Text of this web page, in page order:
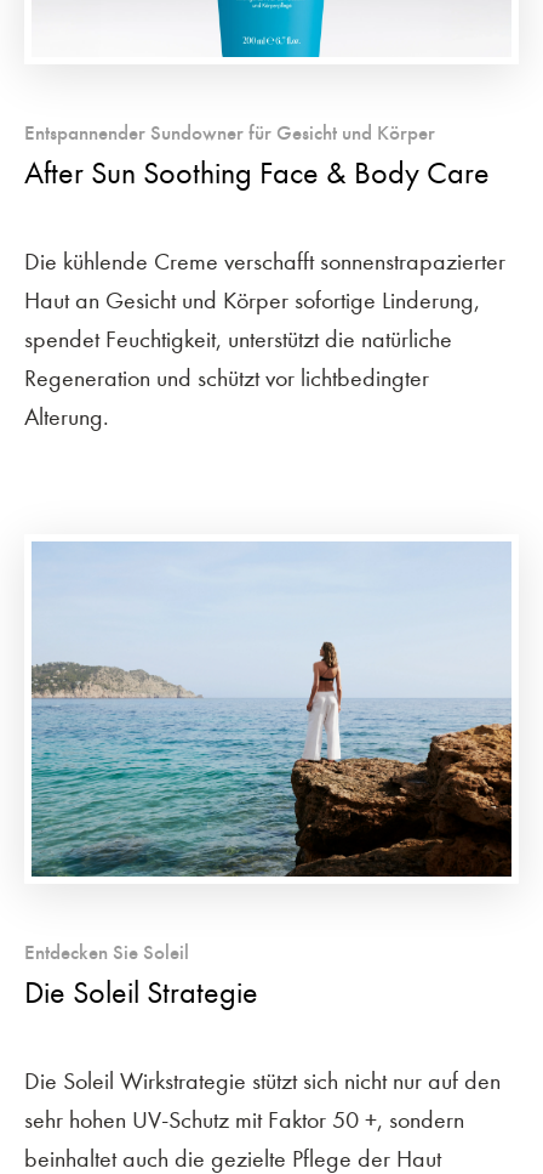
Entspannender Sundowner für Gesicht und Körper
After Sun Soothing Face & Body Care
Die kühlende Creme verschafft sonnenstrapazierter
Haut an Gesicht und Körper sofortige Linderung,
spendet Feuchtigkeit, unterstützt die natürliche
Regeneration und schützt vor lichtbedingter
Alterung.
Entdecken Sie Soleil
Die Soleil Strategie
Die Soleil Wirkstrategie stützt sich nicht nur auf den
sehr hohen UV-Schutz mit Faktor 50 +, sondern
beinhaltet auch die gezielte Pflege der Haut